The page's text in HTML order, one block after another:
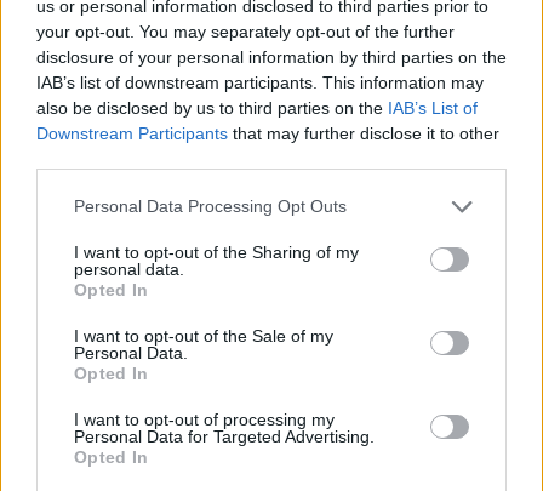
us or personal information disclosed to third parties prior to
your opt-out. You may separately opt-out of the further
disclosure of your personal information by third parties on the
IAB’s list of downstream participants. This information may
also be disclosed by us to third parties on the IAB’s List of
Downstream Participants that may further disclose it to other
Personal Data Processing Opt Outs
I want to opt-out of the Sharing of my
personal data.
Opted In
I want to opt-out of the Sale of my
Personal Data.
Opted In
I want to opt-out of processing my
Personal Data for Targeted Advertising.
Opted In
Actus Info
Elon Musk nuirait gravement à Tesla
selon une étude européenne